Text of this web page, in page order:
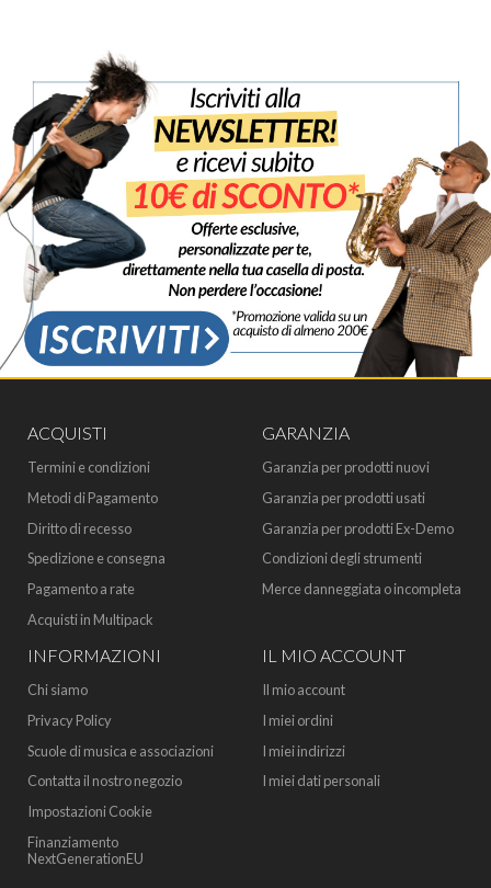
ACQUISTI
Termini e condizioni
Metodi di Pagamento
Diritto di recesso
Spedizione e consegna
Pagamento a rate
Acquisti in Multipack
GARANZIA
Garanzia per prodotti nuovi
Garanzia per prodotti usati
Garanzia per prodotti Ex-Demo
Condizioni degli strumenti
Merce danneggiata o incompleta
INFORMAZIONI
Chi siamo
Privacy Policy
Scuole di musica e associazioni
Contatta il nostro negozio
Impostazioni Cookie
Finanziamento
NextGenerationEU
IL MIO ACCOUNT
Il mio account
I miei ordini
I miei indirizzi
I miei dati personali